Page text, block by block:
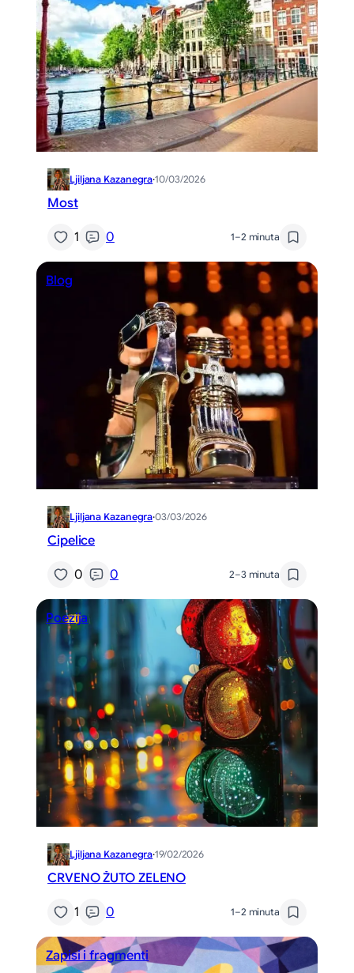
Ljiljana Kazanegra·10/03/2026
Most
1 0 1–2 minuta
Blog
Ljiljana Kazanegra·03/03/2026
Cipelice
0 0 2–3 minuta
Poezija
Ljiljana Kazanegra·19/02/2026
CRVENO ŽUTO ZELENO
1 0 1–2 minuta
Zapisi i fragmenti